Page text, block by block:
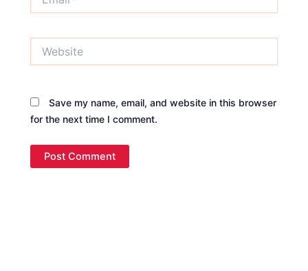
Save my name, email, and website in this browser
for the next time I comment.